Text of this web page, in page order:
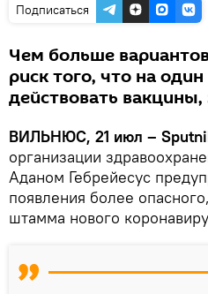
Подписаться
Чем больше
риск того, что на
действовать вакцины,
ВИЛЬНЮС, 21 июл –
организации
Аданом Гебрейесус
появления более
штамма нового